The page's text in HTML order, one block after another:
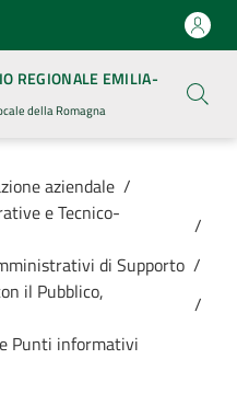
REGIONALE EMILIA-
della Romagna
aziendale /
e Tecnico-
/
di Supporto /
il Pubblico,
/
Punti informativi